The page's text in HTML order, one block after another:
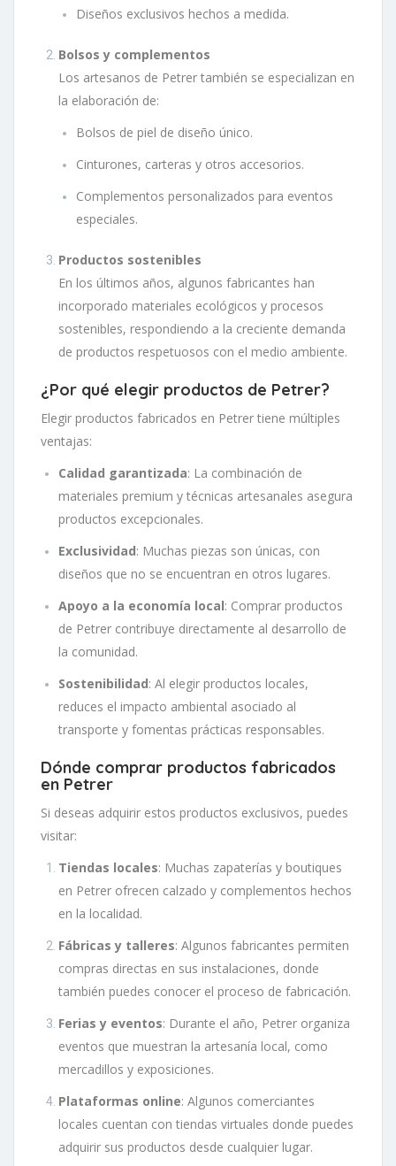
Diseños exclusivos hechos a medida.
Bolsos y complementos
Los artesanos de Petrer también se especializan en
la elaboración de:
Bolsos de piel de diseño único.
Cinturones, carteras y otros accesorios.
Complementos personalizados para eventos
especiales.
Productos sostenibles
En los últimos años, algunos fabricantes han
incorporado materiales ecológicos y procesos
sostenibles, respondiendo a la creciente demanda
de productos respetuosos con el medio ambiente.
¿Por qué elegir productos de Petrer?
Elegir productos fabricados en Petrer tiene múltiples
ventajas:
Calidad garantizada: La combinación de
materiales premium y técnicas artesanales asegura
productos excepcionales.
Exclusividad: Muchas piezas son únicas, con
diseños que no se encuentran en otros lugares.
Apoyo a la economía local: Comprar productos
de Petrer contribuye directamente al desarrollo de
la comunidad.
Sostenibilidad: Al elegir productos locales,
reduces el impacto ambiental asociado al
transporte y fomentas prácticas responsables.
Dónde comprar productos fabricados
en Petrer
Si deseas adquirir estos productos exclusivos, puedes
visitar:
Tiendas locales: Muchas zapaterías y boutiques
en Petrer ofrecen calzado y complementos hechos
en la localidad.
Fábricas y talleres: Algunos fabricantes permiten
compras directas en sus instalaciones, donde
también puedes conocer el proceso de fabricación.
Ferias y eventos: Durante el año, Petrer organiza
eventos que muestran la artesanía local, como
mercadillos y exposiciones.
Plataformas online: Algunos comerciantes
locales cuentan con tiendas virtuales donde puedes
adquirir sus productos desde cualquier lugar.